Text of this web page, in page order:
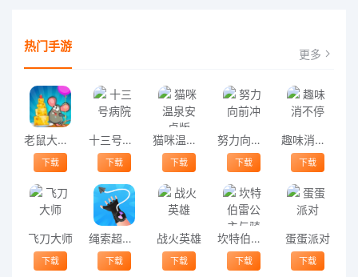
热门手游 更多
老鼠大冒险游戏
下载
十三号病院
下载
猫咪温泉安卓版
下载
努力向前冲
下载
趣味消不停
下载
飞刀大师
下载
绳索超人模拟器最新版
下载
战火英雄
下载
坎特伯雷公主与骑士唤醒冠军之剑的奇幻冒险最新版
下载
蛋蛋派对
下载